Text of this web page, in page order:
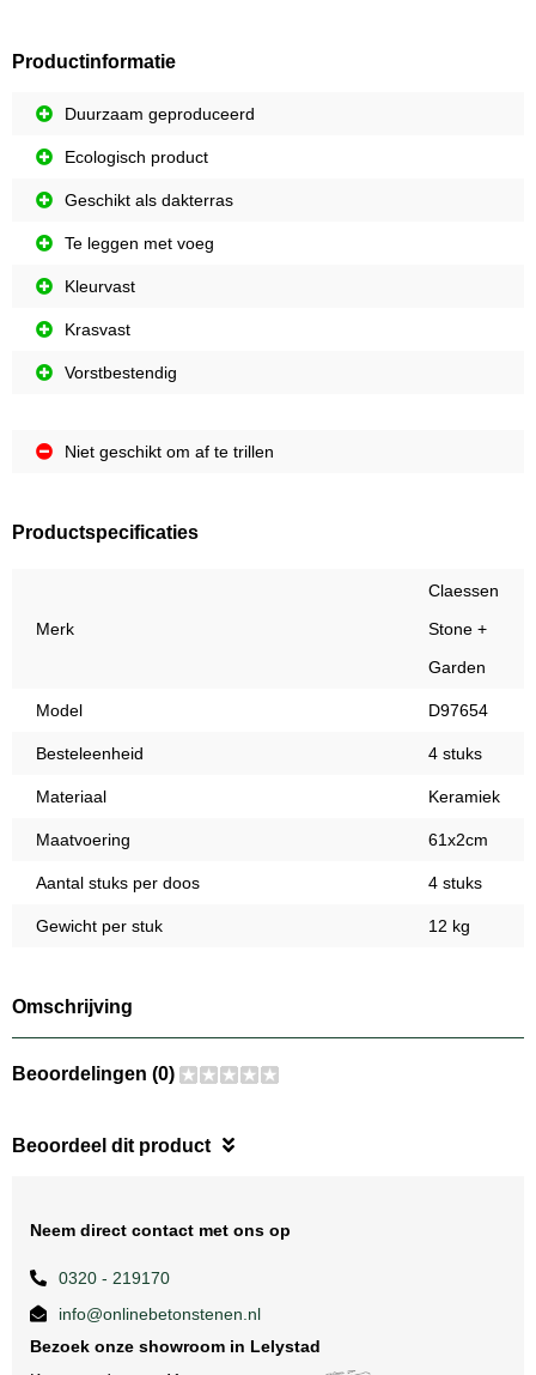
Productinformatie
Duurzaam geproduceerd
Ecologisch product
Geschikt als dakterras
Te leggen met voeg
Kleurvast
Krasvast
Vorstbestendig
Niet geschikt om af te trillen
Productspecificaties
Merk
Claessen
Stone +
Garden
Model D97654
Besteleenheid 4 stuks
Materiaal Keramiek
Maatvoering 61x2cm
Aantal stuks per doos 4 stuks
Gewicht per stuk 12 kg
Omschrijving
Beoordelingen (0)
Beoordeel dit product
Neem direct contact met ons op
0320 - 219170
info@onlinebetonstenen.nl
Bezoek onze showroom in Lelystad